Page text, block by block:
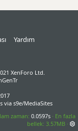
Yardım
XenForo Ltd.
via s9e/MediaSites
zaman 0.0597s
En fazla
bellek 3.57MB